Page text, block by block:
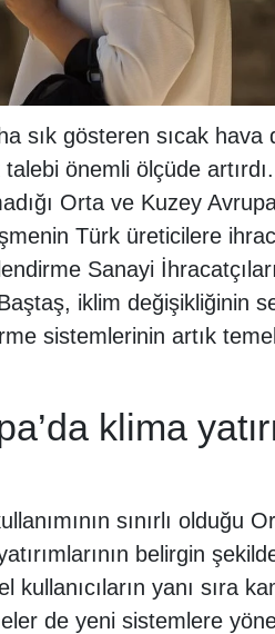
sık gösteren sıcak hava
önemli ölçüde
Orta ve Kuzey
Türk üreticilere
Sanayi
iklim değişikliğinin
sistemlerinin artık
klima
sınırlı olduğu
belirgin
yanı sıra
de yeni sistemlere